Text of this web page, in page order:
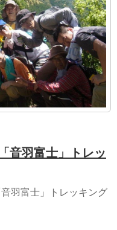
音羽富士」トレッ
羽富士」トレッキング